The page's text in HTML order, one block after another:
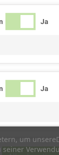
um
Ja
Ja